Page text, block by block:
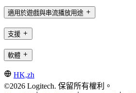
適用於遊戲與串流播放用途
支援
軟體
HK,zh
©2026 Logitech. 保留所有權利。